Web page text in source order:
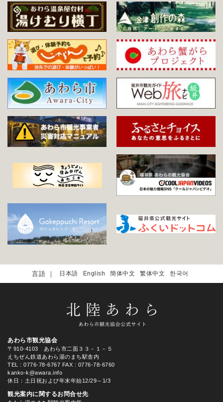
日本語 English 簡体中文 繁体中文 한국어
あわら市観光協会
〒910-4103 あわら市二面３３－１－５
えちぜん鉄道あわら湯のまち駅舎内
TEL
: 0776-78-6767 FAX : 0776-78-6760
kanko-k@awara.info
休日：土日祝および年末年始12/29～1/3
観光案内に関するお問合せ先